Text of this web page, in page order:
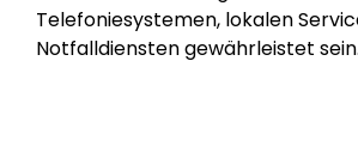
Telefoniesystemen, lokalen
Notfalldiensten gewährleistet sein.